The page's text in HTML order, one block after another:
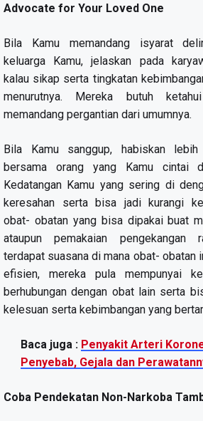
Advocate for Your Loved One
Bila Kamu memandang isyarat
keluarga Kamu, jelaskan pada
kalau sikap serta tingkatan
menurutnya. Mereka butuh
memandang pergantian dari umumnya.
Bila Kamu sanggup, habiskan
bersama orang yang Kamu cintai
Kedatangan Kamu yang sering di
keresahan serta bisa jadi kurangi
obat- obatan yang bisa dipakai buat
ataupun pemakaian pengekangan
terdapat suasana di mana obat- obatan
efisien, mereka pula mempunyai
berhubungan dengan obat lain serta
kelesuan serta kebimbangan yang
Baca juga : Penyakit Arteri
Penyebab, Gejala dan
Coba Pendekatan Non-Narkoba